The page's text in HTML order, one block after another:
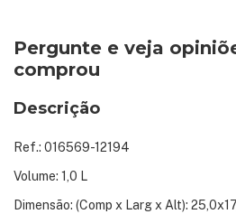
Pergunte e veja
comprou
Descrição
Ref.: 016569-12194
Volume: 1,0 L
Dimensão: (Comp x Larg x Alt):